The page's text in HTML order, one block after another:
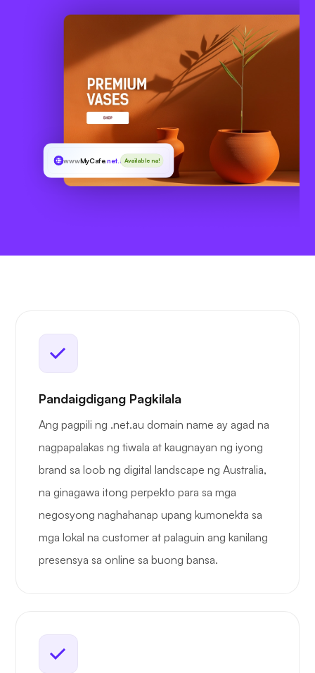
wwwMyCafe.net.auAvailable na!
Pandaigdigang Pagkilala
Ang pagpili ng .net.au domain name ay agad na
nagpapalakas ng tiwala at kaugnayan ng iyong
brand sa loob ng digital landscape ng Australia,
na ginagawa itong perpekto para sa mga
negosyong naghahanap upang kumonekta sa
mga lokal na customer at palaguin ang kanilang
presensya sa online sa buong bansa.